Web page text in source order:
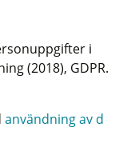
i
(2018), GDPR.
användning av d